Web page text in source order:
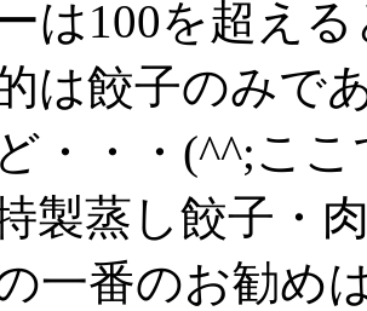
は100を超え
は餃子のみで
・・・(^^;こ
製蒸し餃子・
一番のお勧め